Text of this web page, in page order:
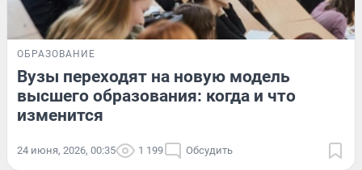
ОБРАЗОВАНИЕ
Вузы переходят на новую модель
высшего образования: когда и что
изменится
24 июня, 2026, 00:35 1 199 Обсудить